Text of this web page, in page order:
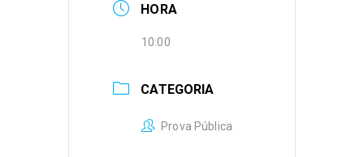
HORA
10:00
CATEGORIA
Prova Pública